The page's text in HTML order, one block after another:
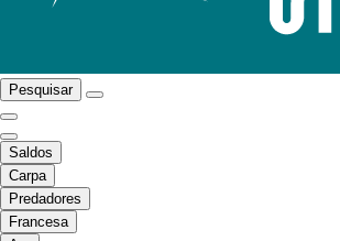
Pesquisar
Saldos
Carpa
Predadores
Francesa